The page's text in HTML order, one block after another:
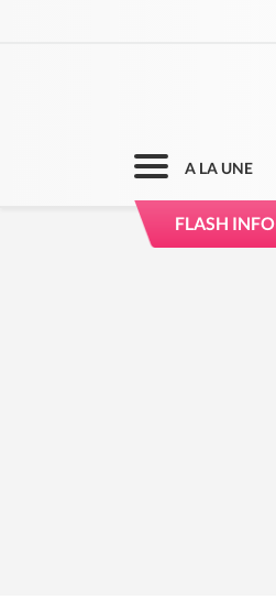
A LA UNE
FLASH INFO